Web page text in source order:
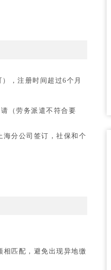
，注册时间超过6个月
（劳务派遣不符合要
分公司签订，社保和个
相匹配，避免出现异地缴